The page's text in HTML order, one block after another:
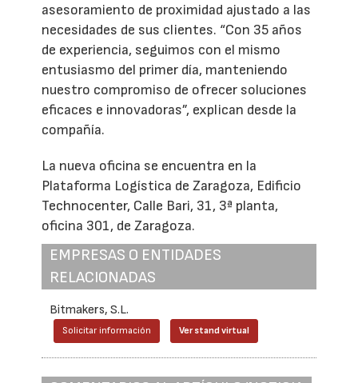
asesoramiento de proximidad ajustado a las
necesidades de sus clientes. “Con 35 años
de experiencia, seguimos con el mismo
entusiasmo del primer día, manteniendo
nuestro compromiso de ofrecer soluciones
eficaces e innovadoras”, explican desde la
compañía.
La nueva oficina se encuentra en la
Plataforma Logística de Zaragoza, Edificio
Technocenter, Calle Bari, 31, 3ª planta,
oficina 301, de Zaragoza.
EMPRESAS O ENTIDADES
RELACIONADAS
Bitmakers, S.L.
Solicitar información Ver stand virtual